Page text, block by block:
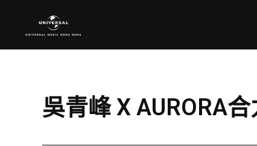
吳青峰 X AURORA